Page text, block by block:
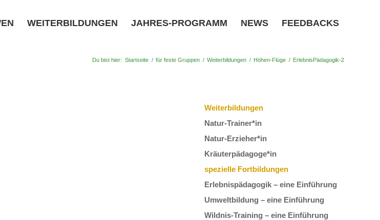
WEITERBILDUNGEN JAHRES-PROGRAMM NEWS FEEDBACKS
Du bist hier: Startseite / für feste Gruppen / Weiterbildungen / Höhen-Flüge / ErlebnisPädagogik-2
Weiterbildungen
Natur-Trainer*in
Natur-Erzieher*in
Kräuterpädagoge*in
spezielle Fortbildungen
Erlebnispädagogik – eine Einführung
Umweltbildung – eine Einführung
Wildnis-Training – eine Einführung